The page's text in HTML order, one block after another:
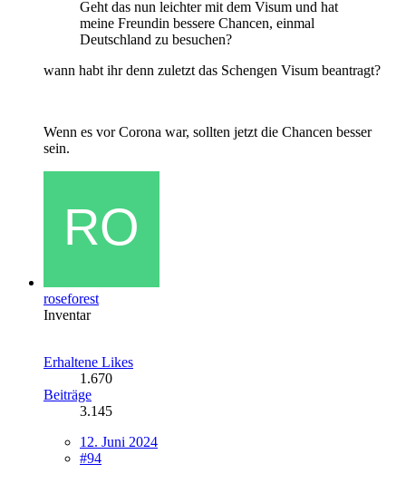
Geht das nun leichter mit dem Visum und hat
meine Freundin bessere Chancen, einmal
Deutschland zu besuchen?
wann habt ihr denn zuletzt das Schengen Visum beantragt?
Wenn es vor Corona war, sollten jetzt die Chancen besser
sein.
roseforest
Inventar
Erhaltene Likes
1.670
Beiträge
3.145
12. Juni 2024
#94